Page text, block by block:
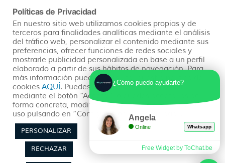
Productos
Ofertas
Viajes Organizados
Lunas de Miel
Circuitos en Autocar
Condiciones Generales
Aviso Legal
Política de Privacidad
Políticas de Privacidad
En nuestro sitio web utilizamos cookies propias y de
terceros para finalidades analíticas mediante el análisis
del tráfico web, personalizar el contenido mediante sus
preferencias, ofrecer funciones de redes sociales y
mostrarle publicidad personalizada en base a un perfil
elaborado a partir de sus hábitos de navegación. Para
más información puedes consultar nuestra política de
cookies AQUÍ. Puedes aceptar todas las cookies
mediante el botón “Aceptar” o puedes aceptarlas de
forma concreta, modificar su selección o rechazar su
uso pulsando en “Configuración de Privacidad”.
PERSONALIZAR
RECHAZAR
¿Cómo puedo ayudarte?
Angela
Online Whatsapp
Free Widget by ToChat.be